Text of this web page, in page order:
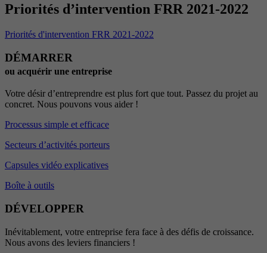
Priorités d’intervention FRR 2021-2022
Priorités d'intervention FRR 2021-2022
DÉMARRER
ou acquérir une entreprise
Votre désir d’entreprendre est plus fort que tout. Passez du projet au
concret. Nous pouvons vous aider !
Processus simple et efficace
Secteurs d’activités porteurs
Capsules vidéo explicatives
Boîte à outils
DÉVELOPPER
Inévitablement, votre entreprise fera face à des défis de croissance.
Nous avons des leviers financiers !